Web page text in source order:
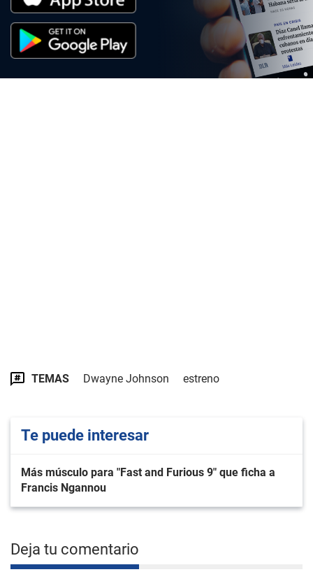
TEMAS Dwayne Johnson estreno
Te puede interesar
Más músculo para "Fast and Furious 9" que ficha a
Francis Ngannou
Deja tu comentario